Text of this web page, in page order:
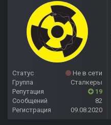
Статус
Не в сети
Группа
Сталкеры
Репутация
19
Сообщений
82
Регистрация
09.08.2020